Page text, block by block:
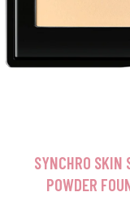
SYNCHRO SKIN
POWDER